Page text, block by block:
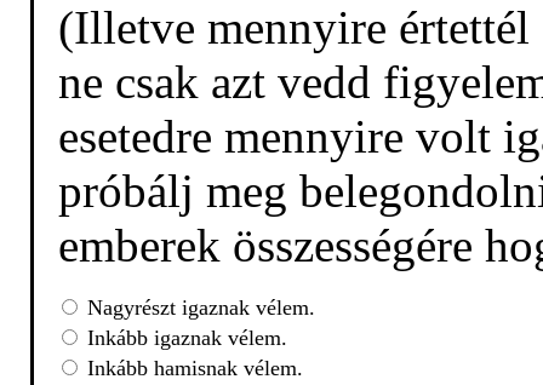
(Illetve mennyire
ne csak azt vedd
esetedre mennyire volt
próbálj meg
emberek összességére
Nagyrészt igaznak vélem.
Inkább igaznak vélem.
Inkább hamisnak vélem.